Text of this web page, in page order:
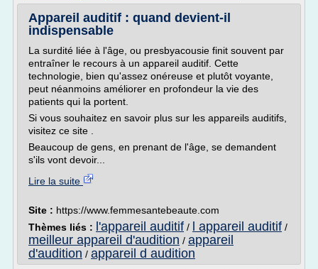
Appareil auditif : quand devient-il
indispensable
La surdité liée à l'âge, ou presbyacousie finit souvent par
entraîner le recours à un appareil auditif. Cette
technologie, bien qu'assez onéreuse et plutôt voyante,
peut néanmoins améliorer en profondeur la vie des
patients qui la portent.
Si vous souhaitez en savoir plus sur les appareils auditifs,
visitez ce site .
Beaucoup de gens, en prenant de l'âge, se demandent
s'ils vont devoir...
Lire la suite
Site : https://www.femmesantebeaute.com
Thèmes liés :
l'appareil auditif / l appareil auditif /
meilleur appareil d'audition / appareil
d'audition / appareil d audition